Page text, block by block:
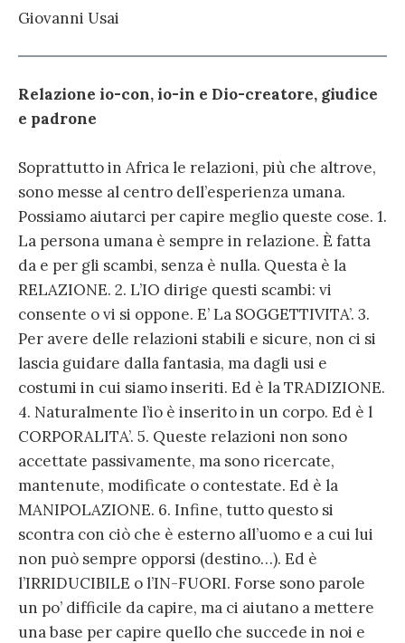
Giovanni Usai
Relazione io-con, io-in e Dio-creatore, giudice
e padrone
Soprattutto in Africa le relazioni, più che altrove,
sono messe al centro dell’esperienza umana.
Possiamo aiutarci per capire meglio queste cose. 1.
La persona umana è sempre in relazione. È fatta
da e per gli scambi, senza è nulla. Questa è la
RELAZIONE. 2. L’IO dirige questi scambi: vi
consente o vi si oppone. E’ La SOGGETTIVITA’. 3.
Per avere delle relazioni stabili e sicure, non ci si
lascia guidare dalla fantasia, ma dagli usi e
costumi in cui siamo inseriti. Ed è la TRADIZIONE.
4. Naturalmente l’io è inserito in un corpo. Ed è l
CORPORALITA’. 5. Queste relazioni non sono
accettate passivamente, ma sono ricercate,
mantenute, modificate o contestate. Ed è la
MANIPOLAZIONE. 6. Infine, tutto questo si
scontra con ciò che è esterno all’uomo e a cui lui
non può sempre opporsi (destino…). Ed è
l’IRRIDUCIBILE o l’IN-FUORI. Forse sono parole
un po’ difficile da capire, ma ci aiutano a mettere
una base per capire quello che succede in noi e